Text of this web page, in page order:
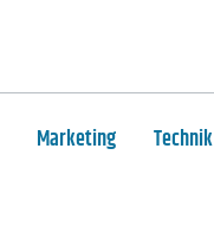
Marketing Technik